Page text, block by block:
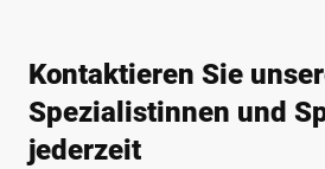
Kontaktieren Sie
Spezialistinnen und
jederzeit